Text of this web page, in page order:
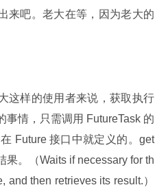
来吧。老大在等，因为老大的
这样的使用者来说，获取执行
事情，只需调用 FutureTask 的
Future 接口中就定义的。get
果。（Waits if necessary for th
and then retrieves its result.）